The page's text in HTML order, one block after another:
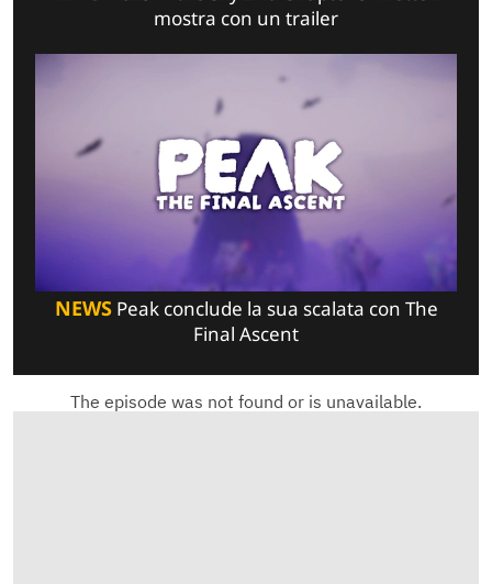
mostra con un trailer
NEWSPeak conclude la sua scalata con The
Final Ascent